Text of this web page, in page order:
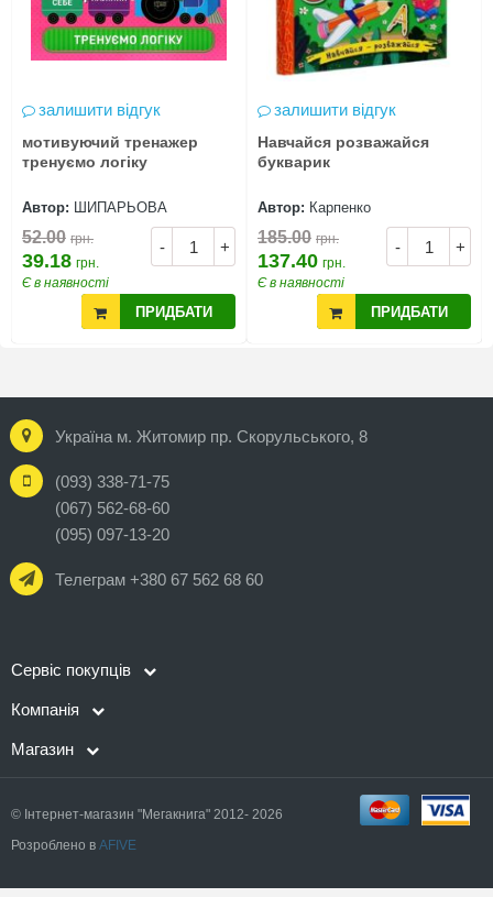
залишити відгук
мотивуючий тренажер
тренуємо логіку
Автор: ШИПАРЬОВА
- +
52.00 грн.
39.18 грн.
Є в наявності
ПРИДБАТИ
залишити відгук
Навчайся розважайся
букварик
Автор: Карпенко
- +
185.00 грн.
137.40 грн.
Є в наявності
ПРИДБАТИ
Україна м. Житомир пр. Скорульського, 8
(093) 338-71-75
(067) 562-68-60
(095) 097-13-20
Телеграм +380 67 562 68 60
Сервіс покупців
Компанія
Магазин
© Інтернет-магазин "Мегакнига" 2012- 2026
Розроблено в AFIVE